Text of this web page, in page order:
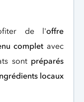
de l'offre
complet avec
sont préparés
locaux